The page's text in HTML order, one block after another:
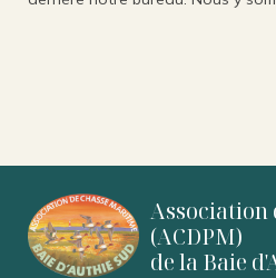
Association
(ACDPM)
de la Baie